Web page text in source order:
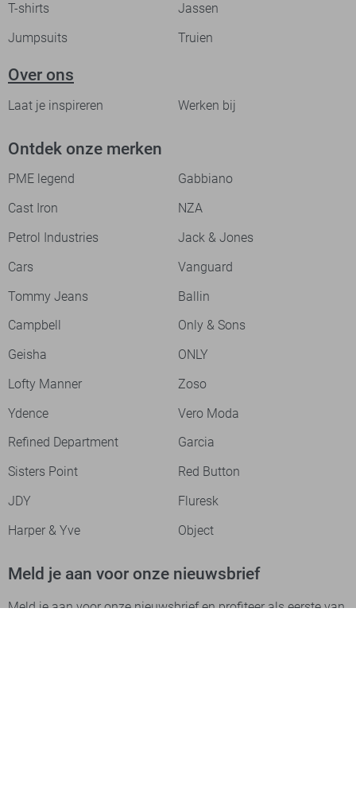
T-shirts
Jassen
Jumpsuits
Truien
Over ons
Laat je inspireren Werken bij
Ontdek onze merken
PME legend
Gabbiano
Cast Iron
NZA
Petrol Industries
Jack & Jones
Cars
Vanguard
Tommy Jeans
Ballin
Campbell
Only & Sons
Geisha
ONLY
Lofty Manner
Zoso
Ydence
Vero Moda
Refined Department
Garcia
Sisters Point
Red Button
JDY
Fluresk
Harper & Yve
Object
Meld je aan voor onze nieuwsbrief
Meld je aan voor onze nieuwsbrief en profiteer als eerste van